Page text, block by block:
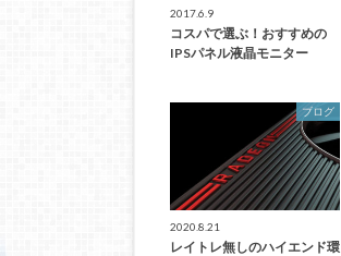
2017.6.9
コスパで選ぶ！おすすめの
IPSパネル液晶モニター
ブログ
2020.8.21
レイトレ無しのハイエンド環